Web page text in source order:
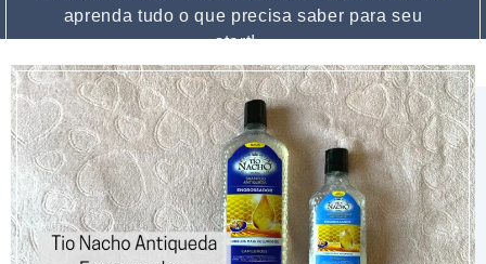
aprenda tudo o que precisa saber para seu
start!...
LEIA MAIS